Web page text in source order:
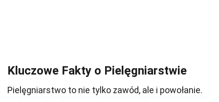
Kluczowe Fakty o Pielęgniarstwie
Pielęgniarstwo to nie tylko zawód, ale i powołanie.